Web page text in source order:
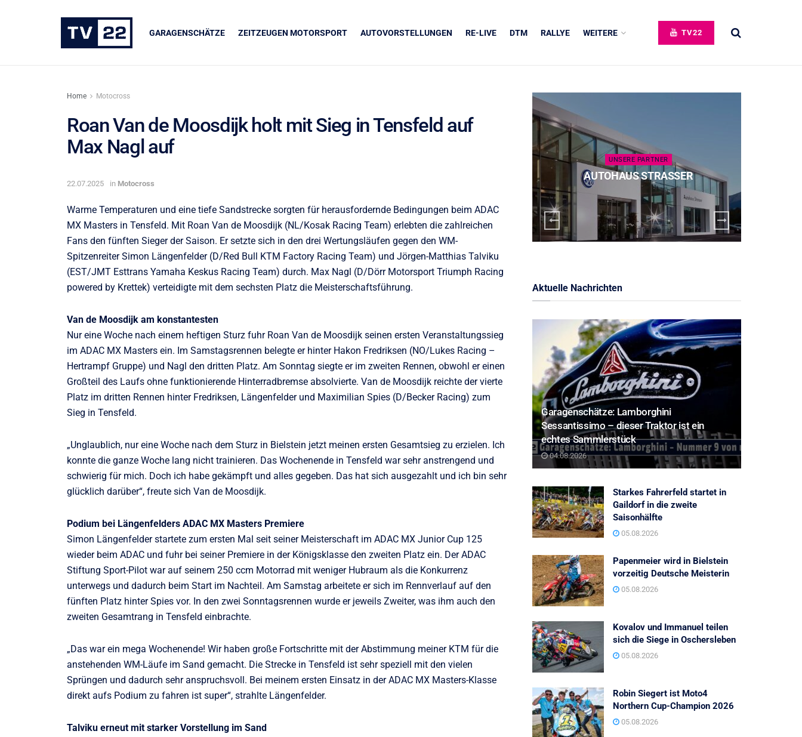
GARAGENSCHÄTZE ZEITZEUGEN MOTORSPORT AUTOVORSTELLUNGEN RE-LIVE DTM RALLYE WEITERE TV22
Home Motocross
Roan Van de Moosdijk holt mit Sieg in Tensfeld auf
Max Nagl auf
22.07.2025 in Motocross
Warme Temperaturen und eine tiefe Sandstrecke sorgten für herausfordernde Bedingungen beim ADAC
MX Masters in Tensfeld. Mit Roan Van de Moosdijk (NL/Kosak Racing Team) erlebten die zahlreichen
Fans den fünften Sieger der Saison. Er setzte sich in den drei Wertungsläufen gegen den WM-
Spitzenreiter Simon Längenfelder (D/Red Bull KTM Factory Racing Team) und Jörgen-Matthias Talviku
(EST/JMT Esttrans Yamaha Keskus Racing Team) durch. Max Nagl (D/Dörr Motorsport Triumph Racing
powered by Krettek) verteidigte mit dem sechsten Platz die Meisterschaftsführung.
Van de Moosdijk am konstantesten
Nur eine Woche nach einem heftigen Sturz fuhr Roan Van de Moosdijk seinen ersten Veranstaltungssieg
im ADAC MX Masters ein. Im Samstagsrennen belegte er hinter Hakon Fredriksen (NO/Lukes Racing –
Hertrampf Gruppe) und Nagl den dritten Platz. Am Sonntag siegte er im zweiten Rennen, obwohl er einen
Großteil des Laufs ohne funktionierende Hinterradbremse absolvierte. Van de Moosdijk reichte der vierte
Platz im dritten Rennen hinter Fredriksen, Längenfelder und Maximilian Spies (D/Becker Racing) zum
Sieg in Tensfeld.
„Unglaublich, nur eine Woche nach dem Sturz in Bielstein jetzt meinen ersten Gesamtsieg zu erzielen. Ich
konnte die ganze Woche lang nicht trainieren. Das Wochenende in Tensfeld war sehr anstrengend und
schwierig für mich. Doch ich habe gekämpft und alles gegeben. Das hat sich ausgezahlt und ich bin sehr
glücklich darüber“, freute sich Van de Moosdijk.
Podium bei Längenfelders ADAC MX Masters Premiere
Simon Längenfelder startete zum ersten Mal seit seiner Meisterschaft im ADAC MX Junior Cup 125
wieder beim ADAC und fuhr bei seiner Premiere in der Königsklasse den zweiten Platz ein. Der ADAC
Stiftung Sport-Pilot war auf seinem 250 ccm Motorrad mit weniger Hubraum als die Konkurrenz
unterwegs und dadurch beim Start im Nachteil. Am Samstag arbeitete er sich im Rennverlauf auf den
fünften Platz hinter Spies vor. In den zwei Sonntagsrennen wurde er jeweils Zweiter, was ihm auch den
zweiten Gesamtrang in Tensfeld einbrachte.
„Das war ein mega Wochenende! Wir haben große Fortschritte mit der Abstimmung meiner KTM für die
anstehenden WM-Läufe im Sand gemacht. Die Strecke in Tensfeld ist sehr speziell mit den vielen
Sprüngen und dadurch sehr anspruchsvoll. Bei meinem ersten Einsatz in der ADAC MX Masters-Klasse
direkt aufs Podium zu fahren ist super“, strahlte Längenfelder.
Talviku erneut mit starker Vorstellung im Sand
UNSERE PARTNER
AUTOHAUS STRASSER
Aktuelle Nachrichten
Garagenschätze: Lamborghini
Sessantissimo – dieser Traktor ist ein
echtes Sammlerstück
04.08.2026
Starkes Fahrerfeld startet in
Gaildorf in die zweite
Saisonhälfte
05.08.2026
Papenmeier wird in Bielstein
vorzeitig Deutsche Meisterin
05.08.2026
Kovalov und Immanuel teilen
sich die Siege in Oschersleben
05.08.2026
Robin Siegert ist Moto4
Northern Cup-Champion 2026
05.08.2026